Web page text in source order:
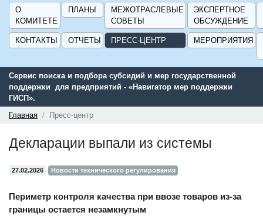
О
КОМИТЕТЕ
ПЛАНЫ
МЕЖОТРАСЛЕВЫЕ
СОВЕТЫ
ЭКСПЕРТНОЕ
ОБСУЖДЕНИЕ
КОНТАКТЫ ОТЧЕТЫ ПРЕСС-ЦЕНТР МЕРОПРИЯТИЯ
Сервис поиска и подбора субсидий и мер государственной
поддержки для предприятий - «Навигатор мер поддержки
ГИСП».
Главная
Пресс-центр
Декларации выпали из системы
27.02.2026 Новости технического регулирования
Периметр контроля качества при ввозе товаров из-за
границы остается незамкнутым